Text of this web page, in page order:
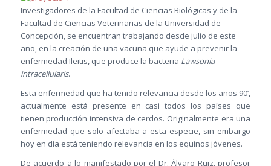
Investigadores de la Facultad de Ciencias Biológicas y de la
Facultad de Ciencias Veterinarias de la Universidad de
Concepción, se encuentran trabajando desde julio de este
año, en la creación de una vacuna que ayude a prevenir la
enfermedad Ileitis, que produce la bacteria Lawsonia
intracellularis.
Esta enfermedad que ha tenido relevancia desde los años 90’,
actualmente está presente en casi todos los países que
tienen producción intensiva de cerdos. Originalmente era una
enfermedad que solo afectaba a esta especie, sin embargo
hoy en día está teniendo relevancia en los equinos jóvenes.
De acuerdo a lo manifestado por el Dr. Álvaro Ruiz, profesor